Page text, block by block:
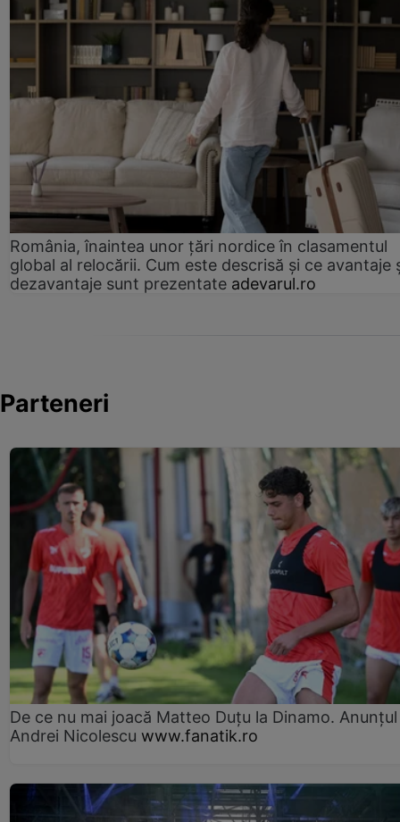
România, înaintea unor țări nordice în clasamentul
global al relocării. Cum este descrisă și ce avantaje
dezavantaje sunt prezentate adevarul.ro
Parteneri
De ce nu mai joacă Matteo Duțu la Dinamo. Anunțul
Andrei Nicolescu www.fanatik.ro